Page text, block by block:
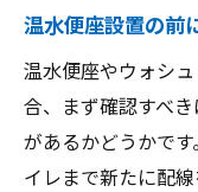
温水便座設置の前
温水便座やウォシ
合、まず確認すべ
があるかどうかで
イレまで新たに配